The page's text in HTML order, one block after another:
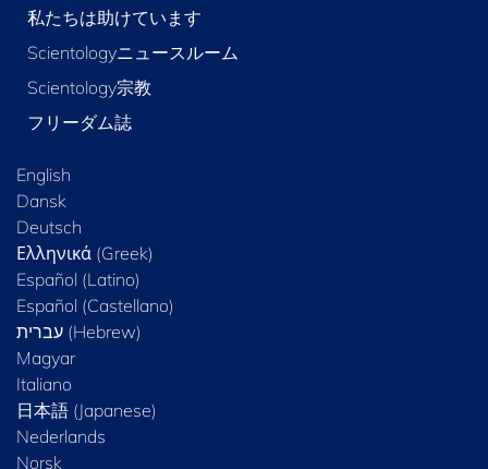
私たちは助けています
Scientologyニュースルーム
Scientology宗教
フリーダム誌
English
Dansk
Deutsch
Ελληνικά (Greek)
Español (Latino)
Español (Castellano)
Magyar
Italiano
日本語 (Japanese)
Nederlands
Norsk